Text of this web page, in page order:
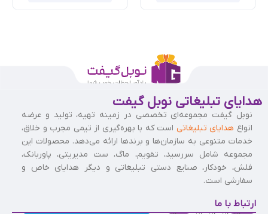
هدایای تبلیغاتی نوبل گیفت
نوبل گیفت مجموعه‌ای تخصصی در زمینه تهیه، تولید و عرضه
انواع هدایای تبلیغاتی است که با بهره‌گیری از تیمی مجرب و خلاق،
خدمات متنوعی به سازمان‌ها و برندها ارائه می‌دهد. محصولات این
مجموعه شامل سررسید، تقویم، ماگ، ست مدیریتی، پاوربانک،
فلش، خودکار، صنایع دستی تبلیغاتی و دیگر هدایای خاص و
سفارشی است.
ارتباط با ما